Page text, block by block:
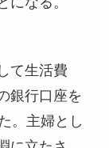
て生活費
銀行口座を
。主婦とし